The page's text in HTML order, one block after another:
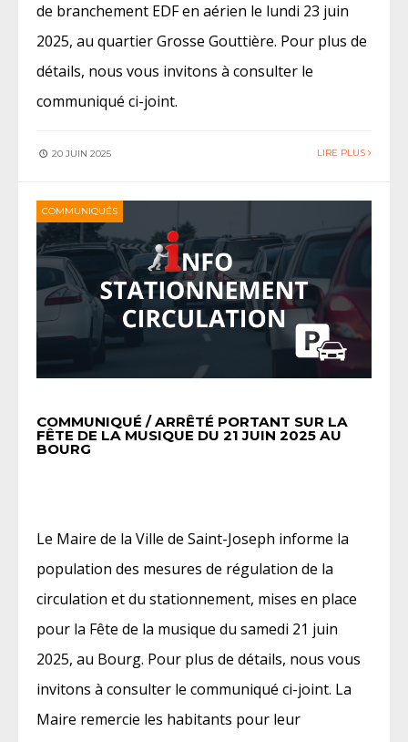
de branchement EDF en aérien le lundi 23 juin
2025, au quartier Grosse Gouttière. Pour plus de
détails, nous vous invitons à consulter le
communiqué ci-joint.
20 JUIN 2025 LIRE PLUS
COMMUNIQUÉS
COMMUNIQUÉ / ARRÊTÉ PORTANT SUR LA
FÊTE DE LA MUSIQUE DU 21 JUIN 2025 AU
BOURG
Le Maire de la Ville de Saint-Joseph informe la
population des mesures de régulation de la
circulation et du stationnement, mises en place
pour la Fête de la musique du samedi 21 juin
2025, au Bourg. Pour plus de détails, nous vous
invitons à consulter le communiqué ci-joint. La
Maire remercie les habitants pour leur